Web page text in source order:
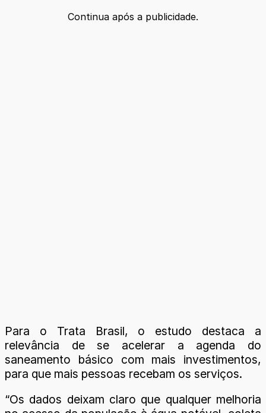
Continua após a publicidade.
Para o Trata Brasil, o estudo destaca a
relevância de se acelerar a agenda do
saneamento básico com mais investimentos,
para que mais pessoas recebam os serviços.
“Os dados deixam claro que qualquer melhoria